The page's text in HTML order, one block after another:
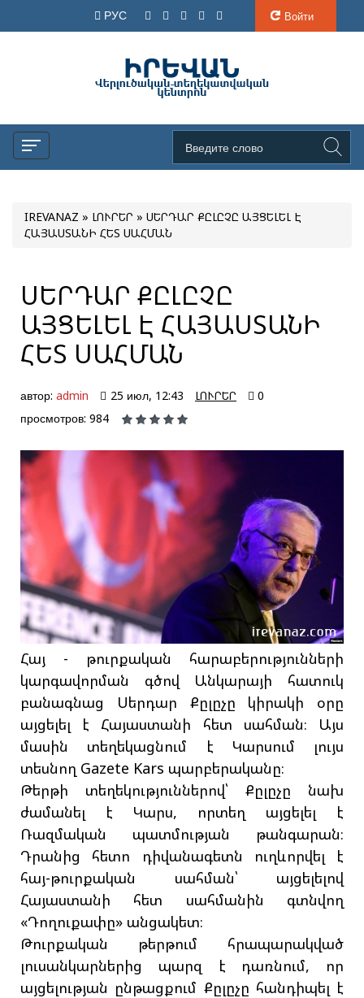
РУС Войти
IREVANAZ » ԼՈՒՐԵՐ » ՍԵՐԴԱՐ ՔԸԼԸՉԸ ԱՅՑԵԼԵԼ Է
ՀԱՅԱՍՏԱՆԻ ՀԵՏ ՍԱՀՄԱՆ
ՍԵՐԴԱՐ ՔԸԼԸՉԸ
ԱՅՑԵԼԵԼ Է ՀԱՅԱՍՏԱՆԻ
ՀԵՏ ՍԱՀՄԱՆ
автор: admin 25 июл, 12:43 ԼՈՒՐԵՐ
0
просмотров: 984
Հայ - թուրքական հարաբերությունների
կարգավորման գծով Անկարայի հատուկ
բանագնաց Սերդար Քըլըչը կիրակի օրը
այցելել է Հայաստանի հետ սահման։ Այս
մասին տեղեկացնում է Կարսում լույս
տեսնող Gazete Kars պարբերականը։
Թերթի տեղեկություններով՝ Քըլըչը նախ
ժամանել է Կարս, որտեղ այցելել է
Ռազմական պատմության թանգարան։
Դրանից հետո դիվանագետն ուղևորվել է
հայ-թուրքական սահման՝ այցելելով
Հայաստանի հետ սահմանին գտնվող
«Դողուքափը» անցակետ։
Թուրքական թերթում հրապարակված
լուսանկարներից պարզ է դառնում, որ
այցելության ընթացքում Քըլըչը հանդիպել է